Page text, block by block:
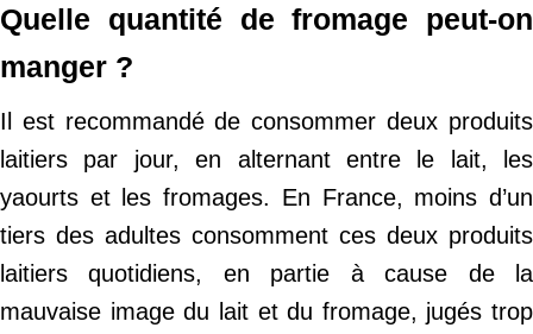
Quelle quantité de fromage peut-on
manger ?
Il est recommandé de consommer deux produits
laitiers par jour, en alternant entre le lait, les
yaourts et les fromages. En France, moins d’un
tiers des adultes consomment ces deux produits
laitiers quotidiens, en partie à cause de la
mauvaise image du lait et du fromage, jugés trop